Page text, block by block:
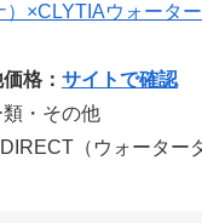
×CLYTIAウォータ
格： サイトで確認
・その他
（ウォーター